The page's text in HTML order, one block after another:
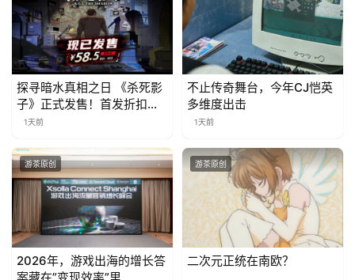
探寻暗水真相之日 《杀死影
子》正式发售！首发折扣限
时开启中
1天前
不止传奇舞台，今年CJ恺英
多维度出击
1天前
游茶原创
2026年，游戏出海的增长答
游茶原创
二次元正统在南欧？